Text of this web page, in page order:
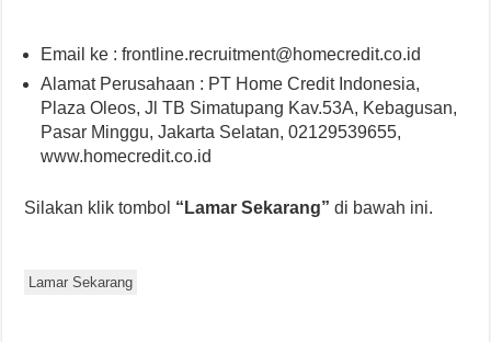
Email ke : frontline.recruitment@homecredit.co.id
Alamat Perusahaan : PT Home Credit Indonesia,
Plaza Oleos, Jl TB Simatupang Kav.53A, Kebagusan,
Pasar Minggu, Jakarta Selatan, 02129539655,
www.homecredit.co.id
Silakan klik tombol “Lamar Sekarang” di bawah ini.
Lamar Sekarang